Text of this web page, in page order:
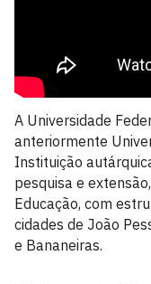
A Universidade
anteriormente
Instituição
pesquisa e
Educação, com
cidades de João
e Bananeiras.